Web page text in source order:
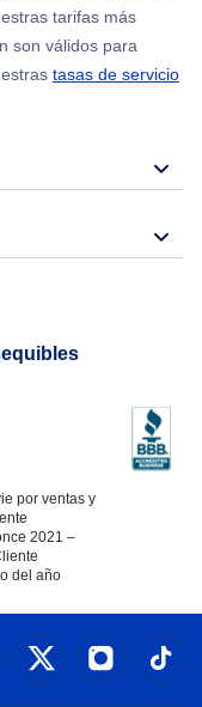
tarifas más
son válidos para
tasas de servicio
por ventas y
2021 –
del año